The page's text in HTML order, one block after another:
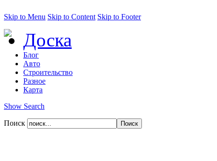
Skip to Menu Skip to Content Skip to Footer
Доска
Блог
Авто
Строительство
Разное
Карта
Show Search
Поиск